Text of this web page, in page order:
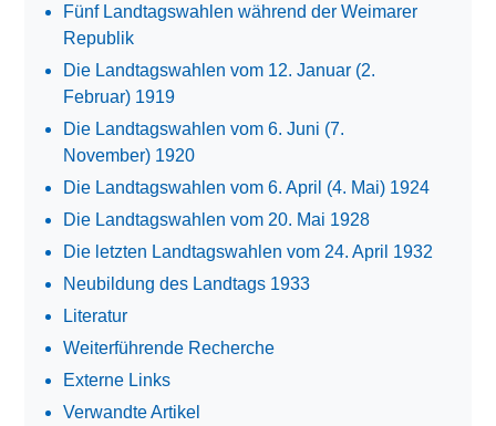
Fünf Landtagswahlen während der Weimarer
Republik
Die Landtagswahlen vom 12. Januar (2.
Februar) 1919
Die Landtagswahlen vom 6. Juni (7.
November) 1920
Die Landtagswahlen vom 6. April (4. Mai) 1924
Die Landtagswahlen vom 20. Mai 1928
Die letzten Landtagswahlen vom 24. April 1932
Neubildung des Landtags 1933
Literatur
Weiterführende Recherche
Externe Links
Verwandte Artikel